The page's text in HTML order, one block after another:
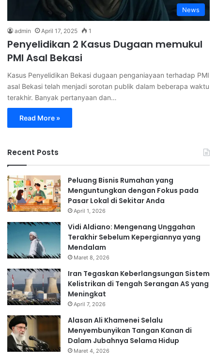
News
admin April 17, 2025 1
Penyelidikan 2 Kasus Dugaan memukul
PMI Asal Bekasi
Kasus Penyelidikan Bekasi dugaan penganiayaan terhadap PMI
asal Bekasi telah menjadi sorotan publik dalam beberapa waktu
terakhir. Banyak pertanyaan dan…
Read More »
Recent Posts
Peluang Bisnis Rumahan yang
Menguntungkan dengan Fokus pada
Pasar Lokal di Sekitar Anda
April 1, 2026
Vidi Aldiano: Mengenang Unggahan
Terakhir Sebelum Kepergiannya yang
Mendalam
Maret 8, 2026
Iran Tegaskan Keberlangsungan Sistem
Kelistrikan di Tengah Serangan AS yang
Meningkat
April 7, 2026
Alasan Ali Khamenei Selalu
Menyembunyikan Tangan Kanan di
Dalam Jubahnya Selama Hidup
Maret 4, 2026